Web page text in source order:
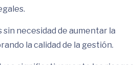
necesidad de aumentar la
la calidad de la gestión.